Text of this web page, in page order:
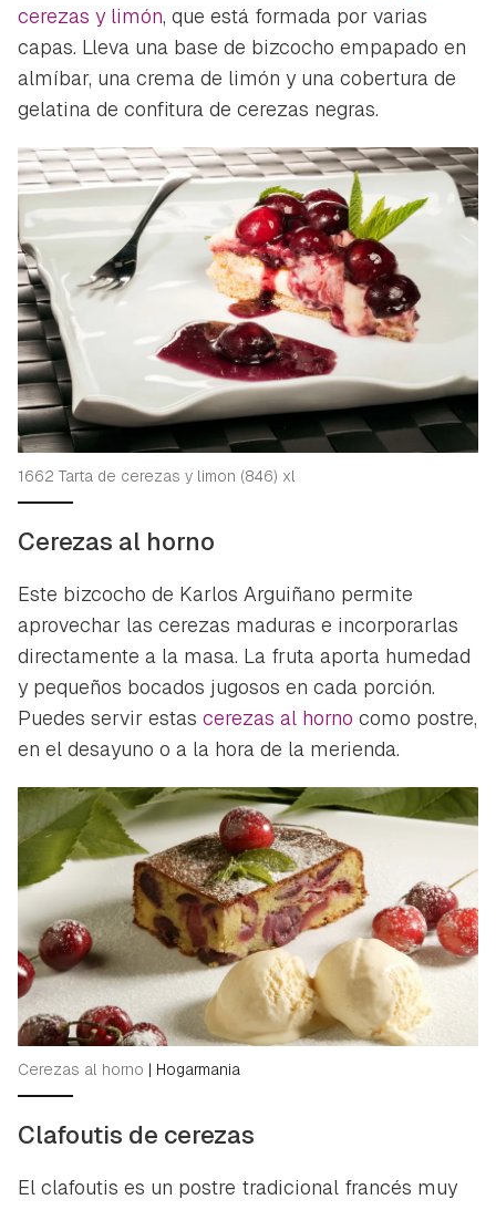
Guardar como favorito
Para poder guardar como favorito, primero has de
cerezas y limón, que está formada por varias
capas. Lleva una base de bizcocho empapado en
almíbar, una crema de limón y una cobertura de
gelatina de confitura de cerezas negras.
1662 Tarta de cerezas y limon (846) xl
Cerezas al horno
Este bizcocho de Karlos Arguiñano permite
aprovechar las cerezas maduras e incorporarlas
directamente a la masa. La fruta aporta humedad
y pequeños bocados jugosos en cada porción.
Puedes servir estas cerezas al horno como postre,
en el desayuno o a la hora de la merienda.
Cerezas al horno | Hogarmania
Clafoutis de cerezas
El clafoutis es un postre tradicional francés muy
Contenido enviado